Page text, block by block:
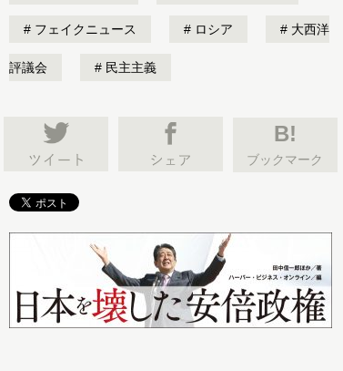
フェイクニュース ロシア 大西洋
評議会 民主主義
B!
ブックマーク